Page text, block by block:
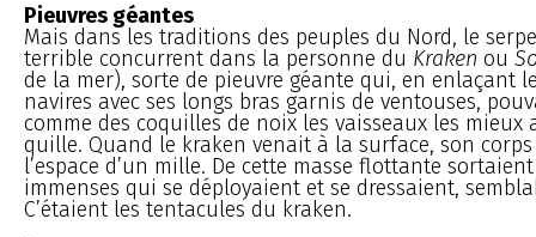
Pieuvres géantes
Mais dans les traditions des peuples du Nord, le
terrible concurrent dans la personne du Kraken ou
de la mer), sorte de pieuvre géante qui, en enlaçant
navires avec ses longs bras garnis de ventouses,
comme des coquilles de noix les vaisseaux les mieux
quille. Quand le kraken venait à la surface, son
l’espace d’un mille. De cette masse flottante
immenses qui se déployaient et se dressaient,
C’étaient les tentacules du kraken.